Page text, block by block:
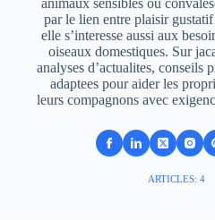
animaux sensibles ou
par le lien entre plaisir gustatif
elle s’interesse aussi aux
oiseaux domestiques. Sur
analyses d’actualites, conseils
adaptees pour aider les
leurs compagnons avec
ARTICLES: 4